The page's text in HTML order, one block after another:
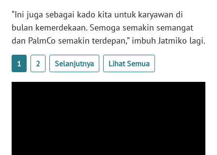
“Ini juga sebagai kado kita untuk karyawan di
bulan kemerdekaan. Semoga semakin semangat
dan PalmCo semakin terdepan,” imbuh Jatmiko lagi.
1 2 Selanjutnya Lihat Semua
JAMBI
WN
SULTRA